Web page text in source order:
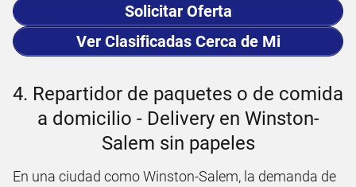
Solicitar Oferta
Ver Clasificadas Cerca de Mi
4. Repartidor de paquetes o de comida
a domicilio - Delivery en Winston-
Salem sin papeles
En una ciudad como Winston-Salem, la demanda de